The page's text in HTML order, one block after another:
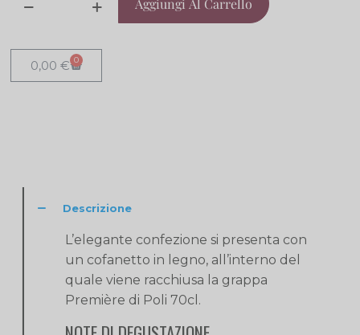
Aggiungi Al Carrello
0,00€ 0
Descrizione
L’elegante confezione si presenta con
un cofanetto in legno, all’interno del
quale viene racchiusa la grappa
Première di Poli 70cl.